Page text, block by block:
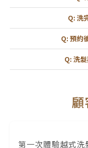
大部分分店皆可刷卡
Q: 洗
可以，護理師將依
Q: 預約
如需取消或更改時
Q: 洗
第一次體驗越式